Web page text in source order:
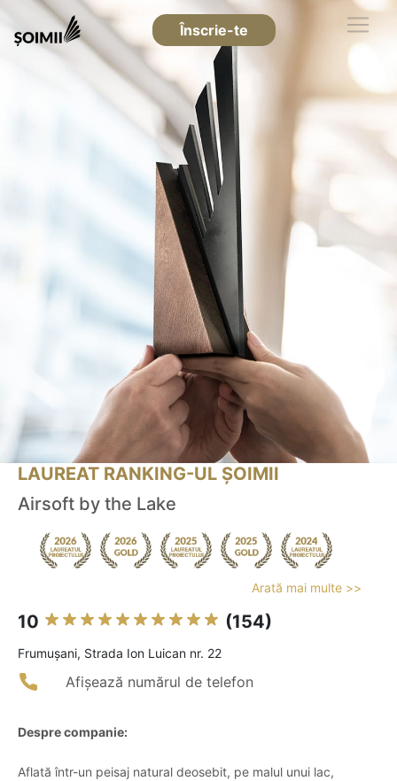
Înscrie-te
LAUREAT RANKING-UL ȘOIMII
Airsoft by the Lake
Arată mai multe >>
10 (154)
Frumuşani, Strada Ion Luican nr. 22
Afișează numărul de telefon
Despre companie:
Aflată într-un peisaj natural deosebit, pe malul unui lac,